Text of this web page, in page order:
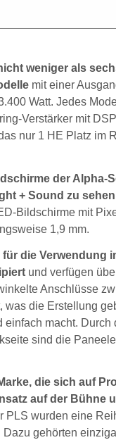
weniger als
mit einer
Watt. Jedes
Verstärker mit
nur 1 HE Platz im
der Alpha-
+ Sound zu
Bildschirme mit
1,9 mm.
die Verwendung
und verfügen
Anschlüsse
was die Erstellung
einfach macht. Durch
sind die
die sich auf
auf der Bühne
PLS wurden eine
Dazu gehörten